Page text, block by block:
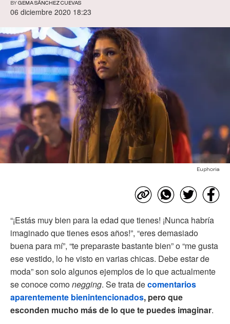
BY GEMA SÁNCHEZ CUEVAS
06 diciembre 2020 18:23
Euphoria
“¡Estás muy bien para la edad que tienes! ¡Nunca habría
imaginado que tienes esos años!”, “eres demasiado
buena para mí”, “te preparaste bastante bien” o “me gusta
ese vestido, lo he visto en varias chicas. Debe estar de
moda” son solo algunos ejemplos de lo que actualmente
se conoce comonegging. Se trata decomentarios
aparentemente bienintencionados, pero que
esconden mucho más de lo que te puedes imaginar.